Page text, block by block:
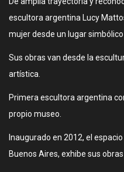
escultora argentina Lucy
mujer desde un lugar
Sus obras van desde la
artística.
Primera escultora argentina
propio museo.
Inaugurado en 2012, el
Buenos Aires, exhibe sus